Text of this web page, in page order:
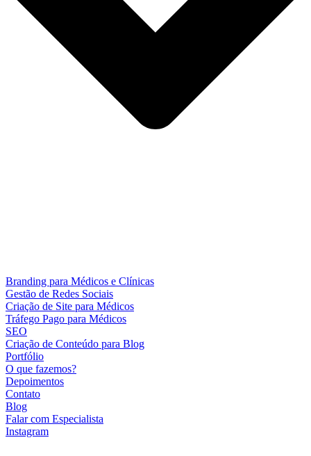
Branding para Médicos e Clínicas
Gestão de Redes Sociais
Criação de Site para Médicos
Tráfego Pago para Médicos
SEO
Criação de Conteúdo para Blog
Portfólio
O que fazemos?
Depoimentos
Contato
Blog
Falar com Especialista
Instagram